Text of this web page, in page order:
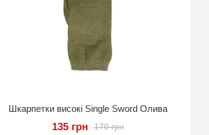
Шкарпетки високі Single Sword Олива
170 грн
135 грн